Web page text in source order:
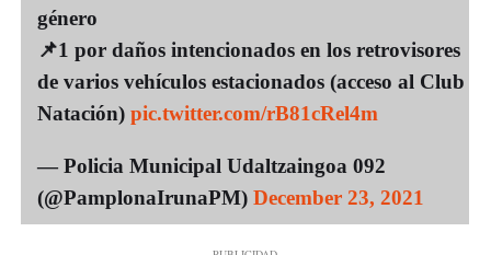
género
📌1 por daños intencionados en los retrovisores
de varios vehículos estacionados (acceso al Club
Natación) pic.twitter.com/rB81cRel4m
— Policia Municipal Udaltzaingoa 092
(@PamplonaIrunaPM) December 23, 2021